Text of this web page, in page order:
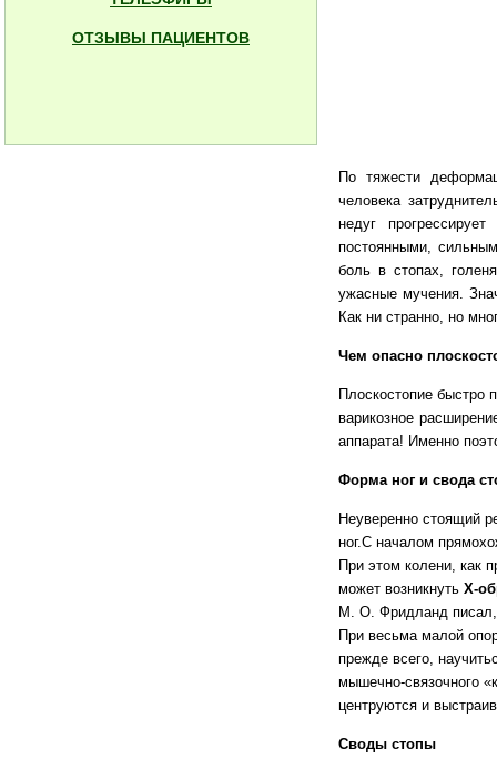
ОТЗЫВЫ ПАЦИЕНТОВ
По тяжести
человека
недуг
постоянными,
боль в стопах,
ужасные мучения.
Как ни странно, но
Чем опасно
Плоскостопие быстро
варикозное
аппарата! Именно
Форма ног и свода
Неуверенно стоящий
ног.С началом
При этом колени, как
может возникнуть Х-
М. О. Фридланд писал,
При весьма малой
прежде всего,
мышечно-связочного
центруются и
Своды стопы